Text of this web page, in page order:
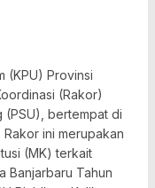
(KPU) Provinsi
(Rakor)
(PSU), bertempat di
ini merupakan
(MK) terkait
Banjarbaru Tahun